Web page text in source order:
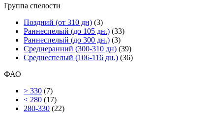
Группа спелости
Поздний (от 310 дн) (3)
Раннеспелый (до 105 дн.) (33)
Раннеспелый (до 300 дн.) (3)
Среднеранний (300-310 дн) (39)
Среднеспелый (106-116 дн.) (36)
ФАО
> 330 (7)
< 280 (17)
280-330 (22)